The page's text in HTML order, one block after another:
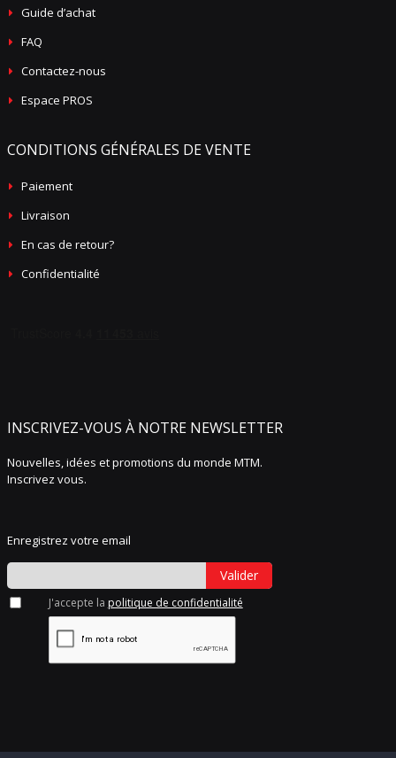
Guide d’achat
FAQ
Contactez-nous
Espace PROS
CONDITIONS GÉNÉRALES DE VENTE
Paiement
Livraison
En cas de retour?
Confidentialité
INSCRIVEZ-VOUS À NOTRE NEWSLETTER
Nouvelles, idées et promotions du monde MTM.
Inscrivez vous.
Enregistrez votre email
Valider
J'accepte la politique de confidentialité